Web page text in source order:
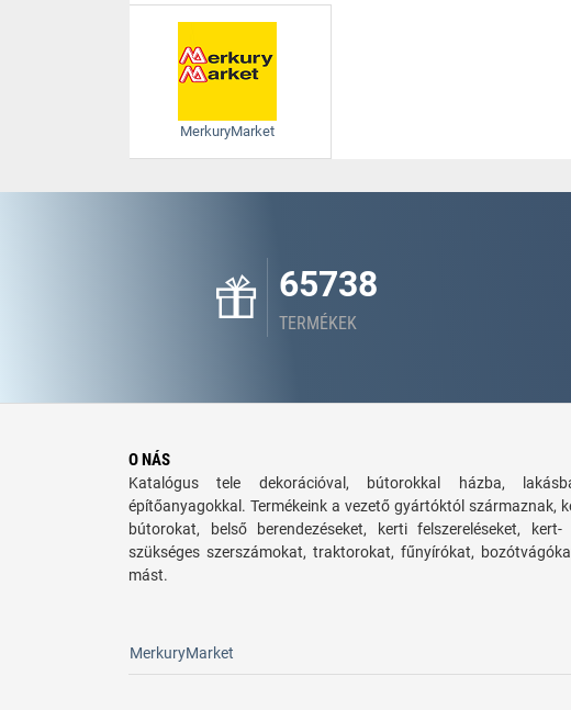
MerkuryMarket
65738
TERMÉKEK
O NÁS
Katalógus tele dekorációval, bútorokkal házba,
építőanyagokkal. Termékeink a vezető gyártóktól származnak,
bútorokat, belső berendezéseket, kerti felszereléseket,
szükséges szerszámokat, traktorokat, fűnyírókat,
mást.
MerkuryMarket